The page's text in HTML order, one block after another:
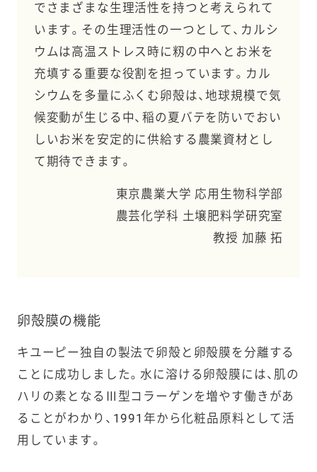
でさまざまな生理活性を持つと考えられて
います。その生理活性の一つとして、カルシ
ウムは高温ストレス時に籾の中へとお米を
充填する重要な役割を担っています。カル
シウムを多量にふくむ卵殻は、地球規模で気
候変動が生じる中、稲の夏バテを防いでおい
しいお米を安定的に供給する農業資材とし
て期待できます。
東京農業大学 応用生物科学部
農芸化学科 土壌肥料学研究室
教授 加藤 拓
卵殻膜の機能
キユーピー独自の製法で卵殻と卵殻膜を分離する
ことに成功しました。水に溶ける卵殻膜には、肌の
ハリの素となるⅢ型コラーゲンを増やす働きがあ
ることがわかり、1991年から化粧品原料として活
用しています。